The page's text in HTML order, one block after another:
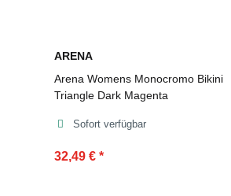
ARENA
Arena Womens Monocromo Bikini
Triangle Dark Magenta
Sofort verfügbar
32,49 € *